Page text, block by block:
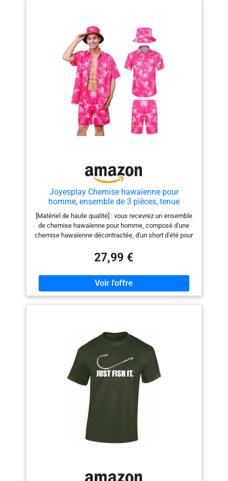
disponibles. Mesures prises à la main, une marge
d'erreur de 1 à 2 cm est normale. Largement utilisé : le
t-shirt de costume de carnaval pour homme et femme
a un style classique et un design à rayures noires et
blanches. Très bien adapté pour un usage quotidien et
convient également très bien pour les jeux de rôle tels
que les marins, les mascarades et les fêtes de
carnaval. 【Remarque】: Veuillez choisir la taille qui
vous convient, conformément aux données du tableau
des tailles
Joyesplay Chemise hawaïenne pour
homme, ensemble de 3 pièces, tenue
hawaïenne pour homme avec chemise de
flamenco, short, chapeau de pêcheur,
chemises hawaïennes pour l'été, les plages,
les fêtes
[Matériel de haute qualité] : vous recevrez un ensemble
de chemise hawaïenne pour homme, composé d'une
chemise hawaïenne décontractée, d'un short d'été pour
haute qualité, ce qui signifie que la chemise et le short
sont résistants et opaques. Ne se cassent pas, ne se
décolorent pas et ne rétrécissent pas, elles sont
respirantes et légères. Ils sont doux et légers. Ils
sèchent rapidement et retrouvent leur état d'origine
après le lavage. [Chemise hawaïenne pour homme] : la
chemises hawaïennes un look rétro et décontracté.
Chemise à manches courtes pour homme, short d'été
pour homme et chapeau de pêcheur avec des
imprimés floraux et flamants roses qui vous permettent
de vous démarquer et d'ajouter de la couleur à votre vie
Styles et tailles : nos chemises hawaïennes pour
hommes sont coupées dans une coupe régulière pour
s'adapter à la plupart des morphologies. Les chemises
Flamingo sont disponibles en 6 tailles :
S/M/L/XL/XXL/XXXL. Si vous préférez une coupe plus
ample, choisissez une taille plus grande Shorts
imprimés : shorts d’été hawaïens avec deux poches
applicables] : l'ensemble de vêtements hawaïens pour
27,99 €